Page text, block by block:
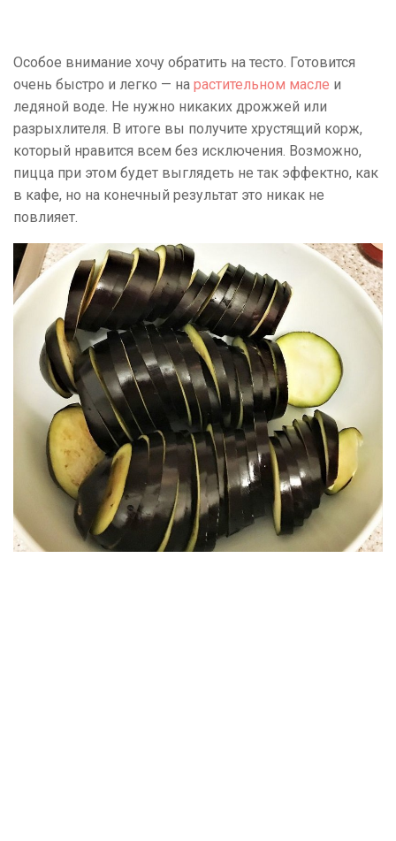
Особое внимание хочу обратить на тесто. Готовится
очень быстро и легко — на растительном масле и
ледяной воде. Не нужно никаких дрожжей или
разрыхлителя. В итоге вы получите хрустящий корж,
который нравится всем без исключения. Возможно,
пицца при этом будет выглядеть не так эффектно, как
в кафе, но на конечный результат это никак не
повлияет.